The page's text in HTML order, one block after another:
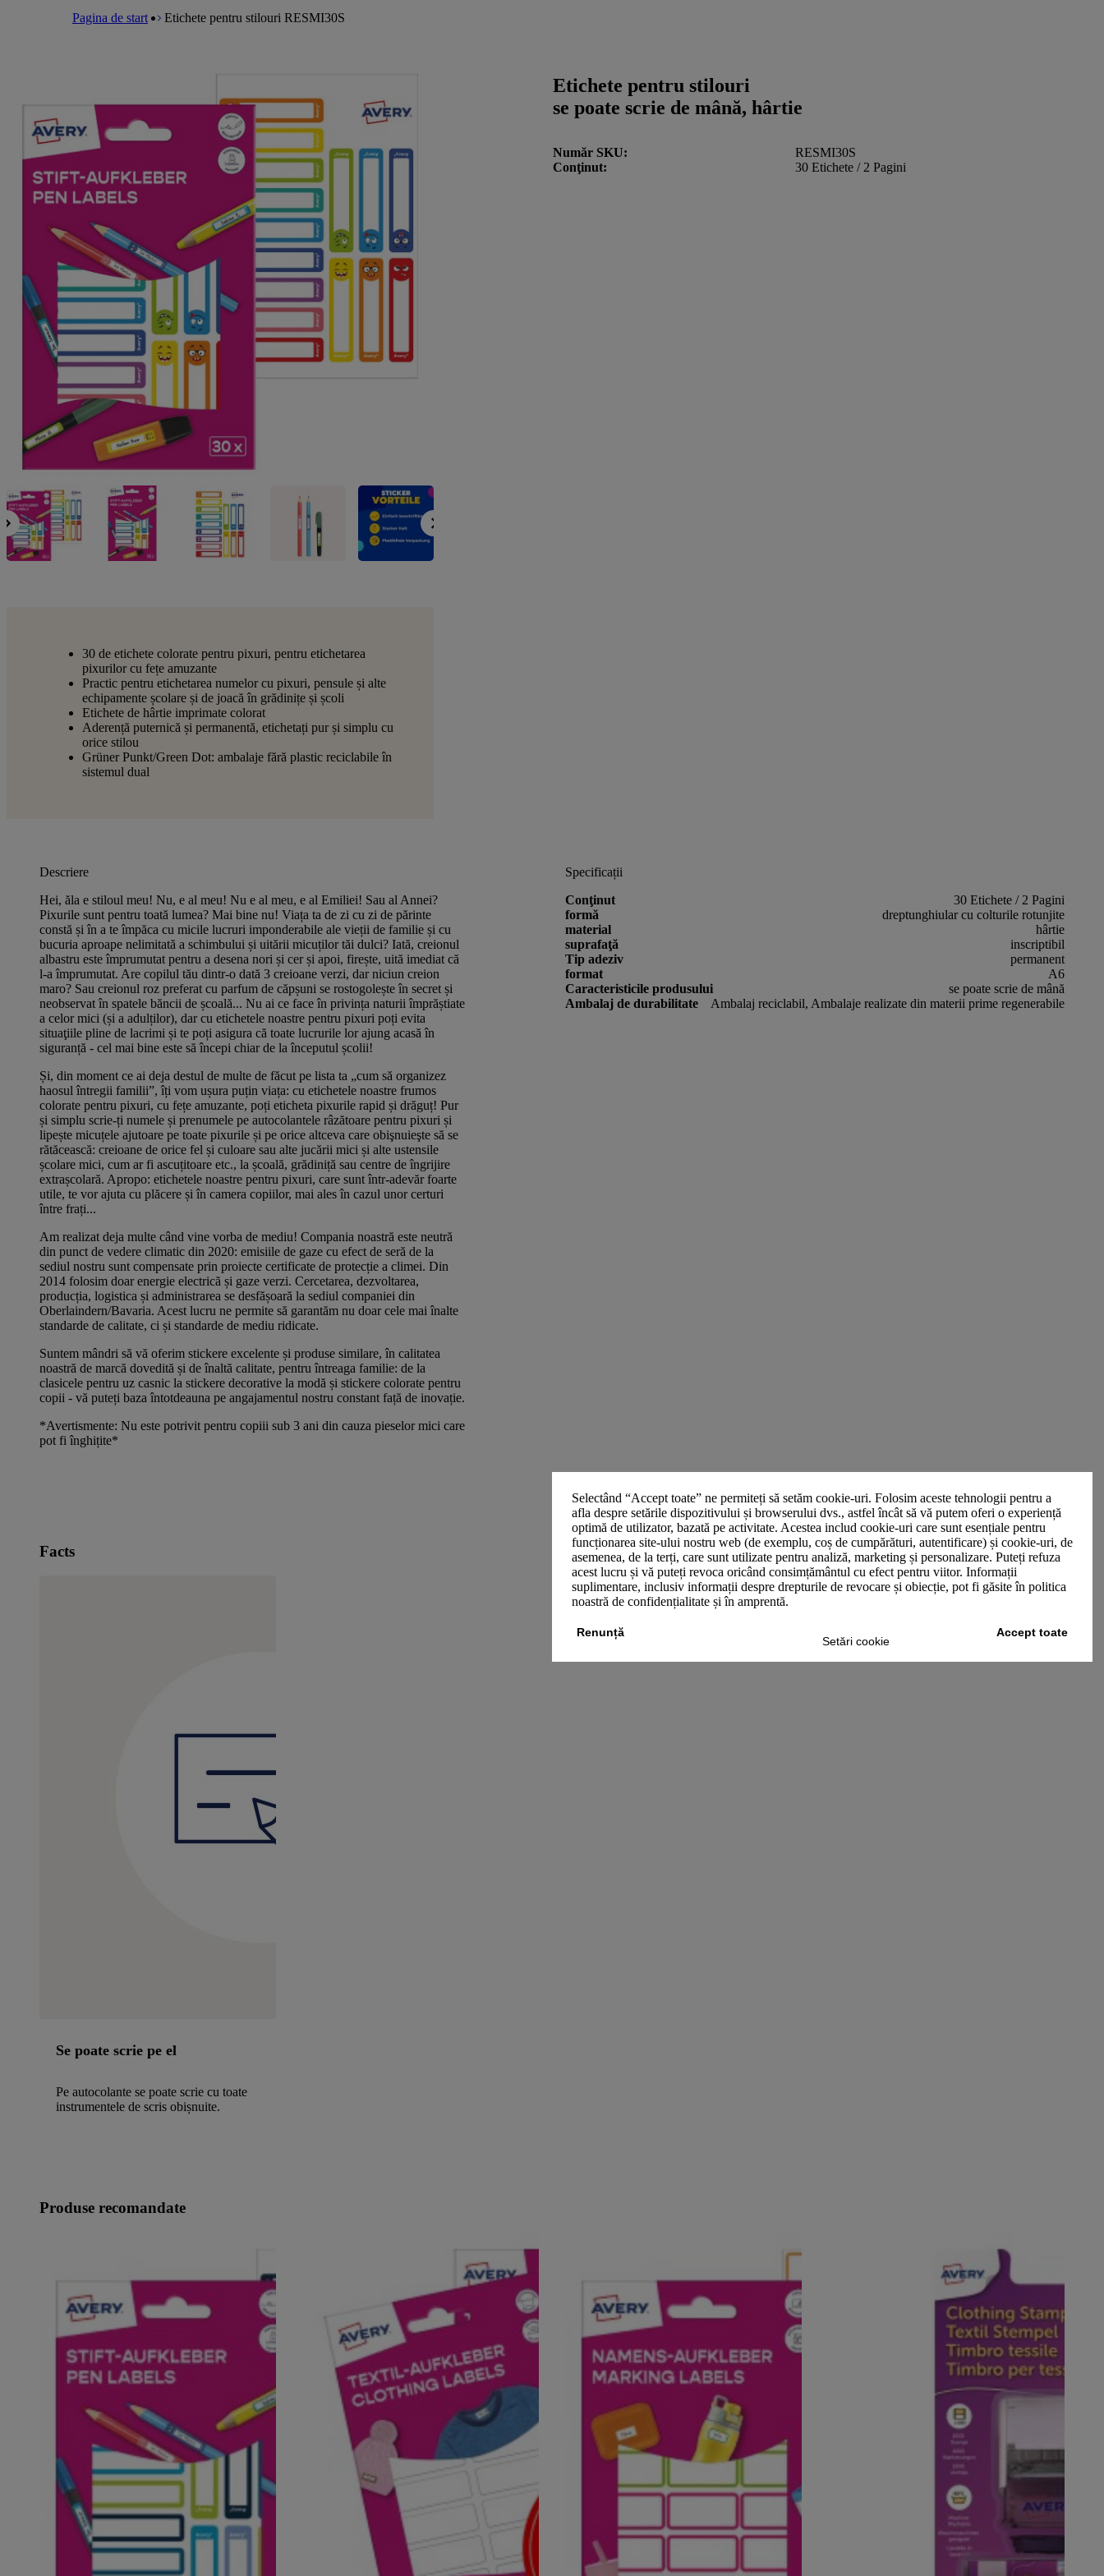
Selectând “Accept toate” ne permiteți să setăm cookie-uri. Folosim aceste tehnologii pentru a
afla despre setările dispozitivului și browserului dvs., astfel încât să vă putem oferi o experiență
optimă de utilizator, bazată pe activitate. Acestea includ cookie-uri care sunt esențiale pentru
funcționarea site-ului nostru web (de exemplu, coș de cumpărături, autentificare) și cookie-uri, de
asemenea, de la terți, care sunt utilizate pentru analiză, marketing și personalizare. Puteți refuza
acest lucru și vă puteți revoca oricând consimțământul cu efect pentru viitor. Informații
suplimentare, inclusiv informații despre drepturile de revocare și obiecție, pot fi găsite în politica
noastră de confidențialitate și în amprentă.
Setări cookie
Renunță Accept toate
Pagina de start Etichete pentru stilouri RESMI30S
Etichete pentru stilouri
se poate scrie de mână, hârtie
Număr SKU
RESMI30S
Conţinut
30 Etichete / 2 Pagini
30 de etichete colorate pentru pixuri, pentru etichetarea
pixurilor cu fețe amuzante
Practic pentru etichetarea numelor cu pixuri, pensule și alte
echipamente școlare și de joacă în grădinițe și școli
Etichete de hârtie imprimate colorat
Aderență puternică și permanentă, etichetați pur și simplu cu
orice stilou
Grüner Punkt/Green Dot: ambalaje fără plastic reciclabile în
sistemul dual
Descriere
Hei, ăla e stiloul meu! Nu, e al meu! Nu e al meu, e al Emiliei! Sau al Annei?
Pixurile sunt pentru toată lumea? Mai bine nu! Viața ta de zi cu zi de părinte
constă și în a te împăca cu micile lucruri imponderabile ale vieții de familie și cu
bucuria aproape nelimitată a schimbului și uitării micuților tăi dulci? Iată, creionul
albastru este împrumutat pentru a desena nori și cer și apoi, firește, uită imediat că
l-a împrumutat. Are copilul tău dintr-o dată 3 creioane verzi, dar niciun creion
maro? Sau creionul roz preferat cu parfum de căpșuni se rostogolește în secret și
neobservat în spatele băncii de școală... Nu ai ce face în privința naturii împrăștiate
a celor mici (și a adulților), dar cu etichetele noastre pentru pixuri poți evita
situaţiile pline de lacrimi și te poți asigura că toate lucrurile lor ajung acasă în
siguranță - cel mai bine este să începi chiar de la începutul școlii!
Și, din moment ce ai deja destul de multe de făcut pe lista ta „cum să organizez
haosul întregii familii”, îți vom ușura puțin viața: cu etichetele noastre frumos
colorate pentru pixuri, cu fețe amuzante, poți eticheta pixurile rapid și drăguț! Pur
și simplu scrie-ți numele și prenumele pe autocolantele râzătoare pentru pixuri și
lipește micuțele ajutoare pe toate pixurile și pe orice altceva care obişnuieşte să se
rătăcească: creioane de orice fel și culoare sau alte jucării mici și alte ustensile
școlare mici, cum ar fi ascuțitoare etc., la școală, grădiniță sau centre de îngrijire
extrașcolară. Apropo: etichetele noastre pentru pixuri, care sunt într-adevăr foarte
utile, te vor ajuta cu plăcere și în camera copiilor, mai ales în cazul unor certuri
între frați...
Am realizat deja multe când vine vorba de mediu! Compania noastră este neutră
din punct de vedere climatic din 2020: emisiile de gaze cu efect de seră de la
sediul nostru sunt compensate prin proiecte certificate de protecție a climei. Din
2014 folosim doar energie electrică și gaze verzi. Cercetarea, dezvoltarea,
producția, logistica și administrarea se desfășoară la sediul companiei din
Oberlaindern/Bavaria. Acest lucru ne permite să garantăm nu doar cele mai înalte
standarde de calitate, ci și standarde de mediu ridicate.
Suntem mândri să vă oferim stickere excelente și produse similare, în calitatea
noastră de marcă dovedită și de înaltă calitate, pentru întreaga familie: de la
clasicele pentru uz casnic la stickere decorative la modă și stickere colorate pentru
copii - vă puteți baza întotdeauna pe angajamentul nostru constant față de inovație.
*Avertismente: Nu este potrivit pentru copiii sub 3 ani din cauza pieselor mici care
pot fi înghițite*
Specificații
Conţinut
30 Etichete / 2 Pagini
formă
dreptunghiular cu colturile rotunjite
material
hârtie
suprafaţă
inscriptibil
Tip adeziv
permanent
format
A6
Caracteristicile produsului
se poate scrie de mână
Ambalaj de durabilitate
Ambalaj reciclabil, Ambalaje realizate din materii prime regenerabile
Facts
Se poate scrie pe el
Pe autocolante se poate scrie cu toate
instrumentele de scris obișnuite.
Produse recomandate